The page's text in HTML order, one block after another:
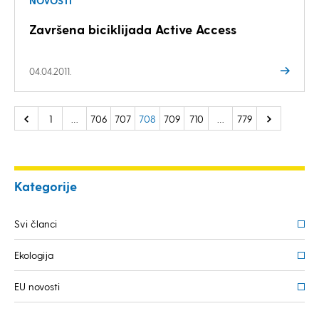
Kategorije
Svi članci
Ekologija
EU novosti
Završena biciklijada Active Access
04.04.2011.
1 706 707 708 709 710 779